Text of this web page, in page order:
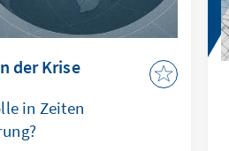
der Krise
in Zeiten